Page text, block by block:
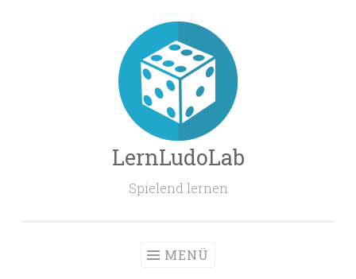
LernLudoLab
Spielend lernen
MENÜ